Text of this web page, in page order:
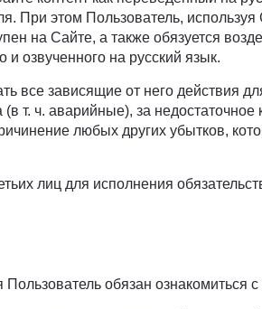
При этом Пользователь,
на Сайте, а также обязуется
и озвученного на русский язык.
все зависящие от него действия
т. ч. аварийные), за
любых других убытков,
лиц для исполнения
обязан